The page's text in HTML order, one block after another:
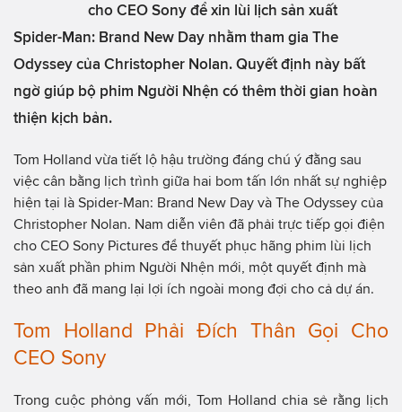
cho CEO Sony để xin lùi lịch sản xuất
Spider-Man: Brand New Day nhằm tham gia The
Odyssey của Christopher Nolan. Quyết định này bất
ngờ giúp bộ phim Người Nhện có thêm thời gian hoàn
thiện kịch bản.
Tom Holland vừa tiết lộ hậu trường đáng chú ý đằng sau
việc cân bằng lịch trình giữa hai bom tấn lớn nhất sự nghiệp
hiện tại là Spider-Man: Brand New Day và The Odyssey của
Christopher Nolan. Nam diễn viên đã phải trực tiếp gọi điện
cho CEO Sony Pictures để thuyết phục hãng phim lùi lịch
sản xuất phần phim Người Nhện mới, một quyết định mà
theo anh đã mang lại lợi ích ngoài mong đợi cho cả dự án.
Tom Holland Phải Đích Thân Gọi Cho
CEO Sony
Trong cuộc phỏng vấn mới, Tom Holland chia sẻ rằng lịch